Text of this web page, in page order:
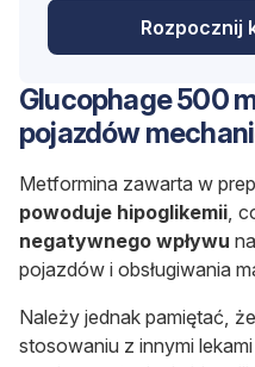
Rozpocznij
Glucophage 500
pojazdów
Metformina zawarta w
powoduje hipoglikemii,
negatywnego wpływu
pojazdów i obsługiwania
Należy jednak pamiętać,
stosowaniu z innymi